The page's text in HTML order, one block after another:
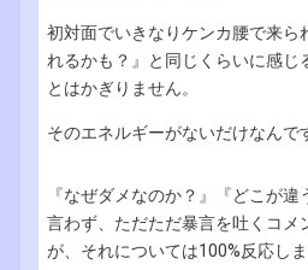
初対面でいきなりケンカ腰で来ら
れるかも？』と同じくらいに感じ
とはかぎりません。
そのエネルギーがないだけなんで
『なぜダメなのか？』『どこが
言わず、ただただ暴言を吐くコメ
が、それについては100%反応しま